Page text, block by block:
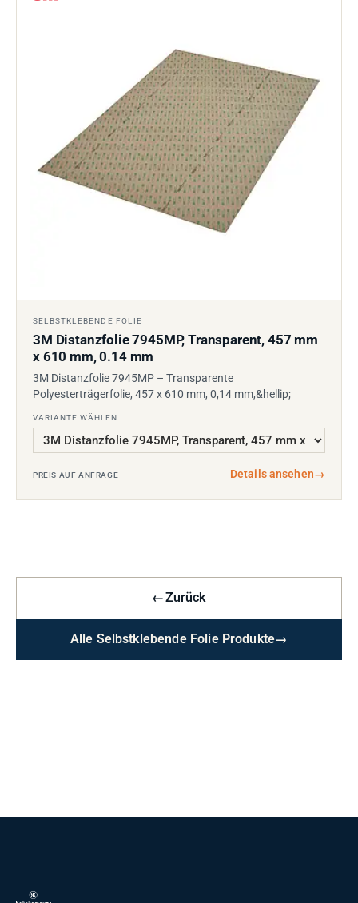
SELBSTKLEBENDE FOLIE
3M Distanzfolie 7945MP, Transparent, 457 mm
x 610 mm, 0.14 mm
3M Distanzfolie 7945MP – Transparente
Polyesterträgerfolie, 457 x 610 mm, 0,14 mm,&hellip;
VARIANTE WÄHLEN
PREIS AUF ANFRAGE Details ansehen→
←Zurück
Alle Selbstklebende Folie Produkte→